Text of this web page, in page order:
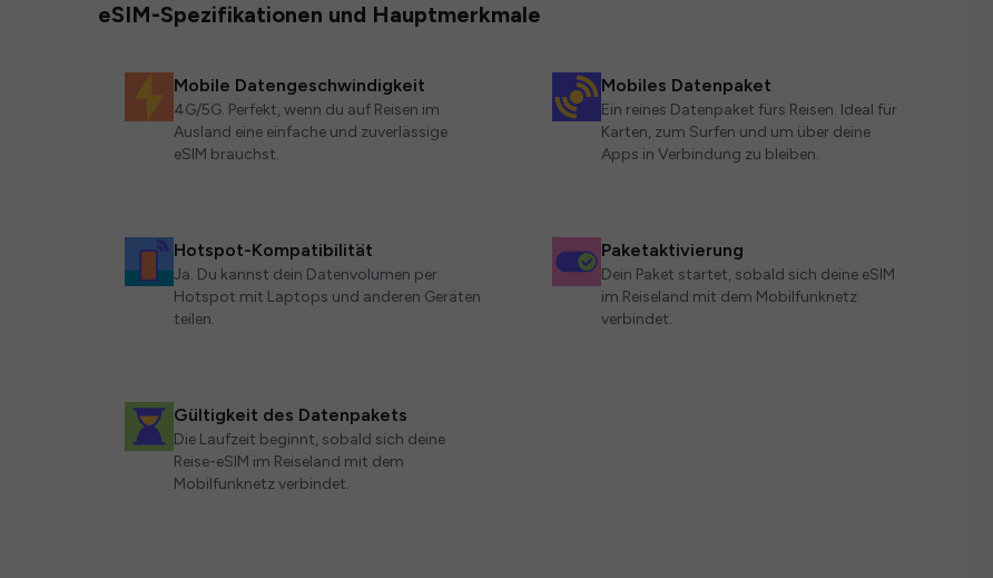
eSIM-Spezifikationen und Hauptmerkmale
Mobile Datengeschwindigkeit
4G/5G. Perfekt, wenn du auf Reisen im
Ausland eine einfache und zuverlässige
eSIM brauchst.
Mobiles Datenpaket
Ein reines Datenpaket fürs Reisen. Ideal für
Karten, zum Surfen und um über deine
Apps in Verbindung zu bleiben.
Hotspot-Kompatibilität
Ja. Du kannst dein Datenvolumen per
Hotspot mit Laptops und anderen Geräten
teilen.
Paketaktivierung
Dein Paket startet, sobald sich deine eSIM
im Reiseland mit dem Mobilfunknetz
verbindet.
Gültigkeit des Datenpakets
Die Laufzeit beginnt, sobald sich deine
Reise-eSIM im Reiseland mit dem
Mobilfunknetz verbindet.